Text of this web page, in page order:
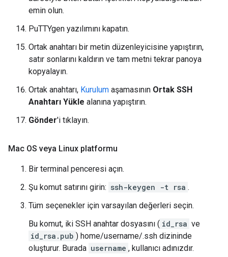
emin olun.
PuTTYgen yazılımını kapatın.
Ortak anahtarı bir metin düzenleyicisine yapıştırın,
satır sonlarını kaldırın ve tam metni tekrar panoya
kopyalayın.
Ortak anahtarı, Kurulum aşamasının Ortak SSH
Anahtarı Yükle alanına yapıştırın.
Gönder'i tıklayın.
Mac OS veya Linux platformu
Bir terminal penceresi açın.
Şu komut satırını girin: ssh-keygen -t rsa .
Tüm seçenekler için varsayılan değerleri seçin.
Bu komut, iki SSH anahtar dosyasını ( id_rsa ve
id_rsa.pub ) home/username/.ssh dizininde
oluşturur. Burada username , kullanıcı adınızdır.